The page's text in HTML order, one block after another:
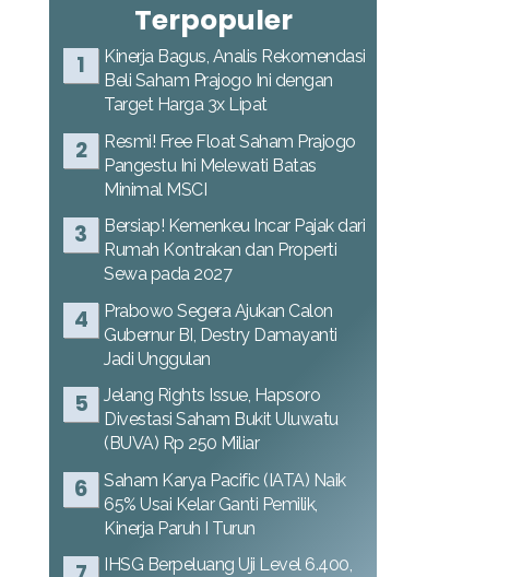
Terpopuler
Kinerja Bagus, Analis Rekomendasi
Beli Saham Prajogo Ini dengan
Target Harga 3x Lipat
Resmi! Free Float Saham Prajogo
Pangestu Ini Melewati Batas
Minimal MSCI
Bersiap! Kemenkeu Incar Pajak dari
Rumah Kontrakan dan Properti
Sewa pada 2027
Prabowo Segera Ajukan Calon
Gubernur BI, Destry Damayanti
Jadi Unggulan
Jelang Rights Issue, Hapsoro
Divestasi Saham Bukit Uluwatu
(BUVA) Rp 250 Miliar
Saham Karya Pacific (IATA) Naik
65% Usai Kelar Ganti Pemilik,
Kinerja Paruh I Turun
IHSG Berpeluang Uji Level 6.400,